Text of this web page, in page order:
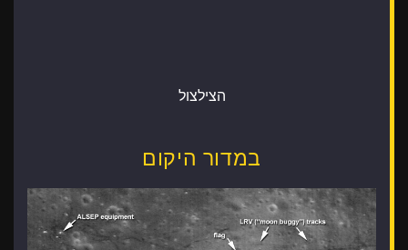
הצילצול
במדור היקום